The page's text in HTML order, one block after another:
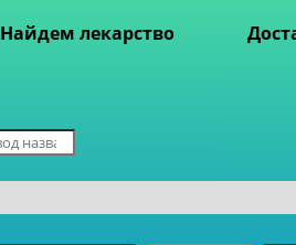
Найдем лекарство